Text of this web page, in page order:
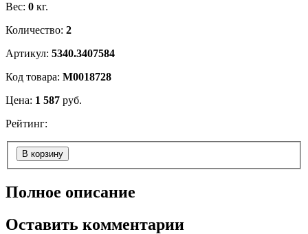
Вес: 0 кг.
Количество: 2
Артикул: 5340.3407584
Код товара: М0018728
Цена: 1 587 руб.
Рейтинг:
В корзину
Полное описание
Оставить комментарии